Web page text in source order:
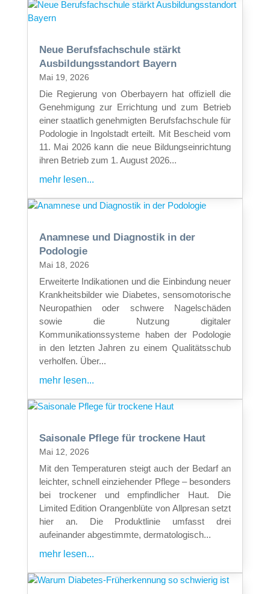
Neue Berufsfachschule stärkt
Ausbildungsstandort Bayern
Mai 19, 2026
Die Regierung von Oberbayern hat offiziell die
Genehmigung zur Errichtung und zum Betrieb
einer staatlich genehmigten Berufsfachschule für
Podologie in Ingolstadt erteilt. Mit Bescheid vom
11. Mai 2026 kann die neue Bildungseinrichtung
ihren Betrieb zum 1. August 2026...
mehr lesen...
Anamnese und Diagnostik in der
Podologie
Mai 18, 2026
Erweiterte Indikationen und die Einbindung neuer
Krankheitsbilder wie Diabetes, sensomotorische
Neuropathien oder schwere Nagelschäden
sowie die Nutzung digitaler
Kommunikationssysteme haben der Podologie
in den letzten Jahren zu einem Qualitätsschub
verholfen. Über...
mehr lesen...
Saisonale Pflege für trockene Haut
Mai 12, 2026
Mit den Temperaturen steigt auch der Bedarf an
leichter, schnell einziehender Pflege – besonders
bei trockener und empfindlicher Haut. Die
Limited Edition Orangenblüte von Allpresan setzt
hier an. Die Produktlinie umfasst drei
aufeinander abgestimmte, dermatologisch...
mehr lesen...